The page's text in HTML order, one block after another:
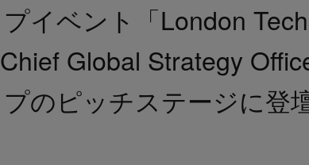
イベント「London
Global Strategy
のピッチステージに登